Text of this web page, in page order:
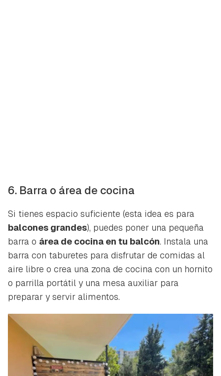
6. Barra o área de cocina
Si tienes espacio suficiente (esta idea es para
balcones grandes), puedes poner una pequeña
barra o área de cocina en tu balcón. Instala una
barra con taburetes para disfrutar de comidas al
aire libre o crea una zona de cocina con un hornito
o parrilla portátil y una mesa auxiliar para
preparar y servir alimentos.